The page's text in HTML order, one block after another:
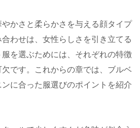
かさと柔らかさを与える顔タイプ
わせは、女性らしさを引き立てる
を選ぶためには、それぞれの特徴
です。これからの章では、ブルベ
に合った服選びのポイントを紹介